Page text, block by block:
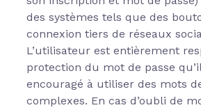
des systèmes tels que des
connexion tiers de réseaux
L’utilisateur est entièrement
protection du mot de passe
encouragé à utiliser des mots
complexes. En cas d’oubli de